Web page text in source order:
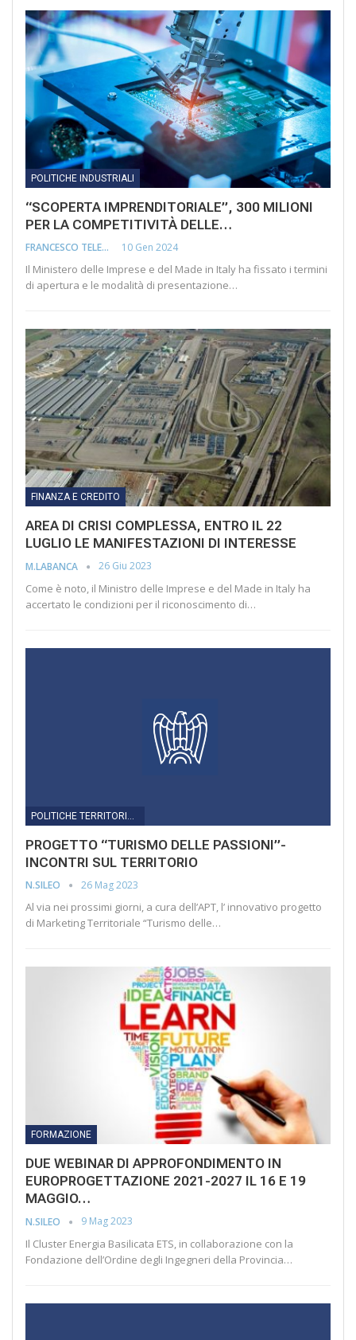
POLITICHE INDUSTRIALI
“SCOPERTA IMPRENDITORIALE”, 300 MILIONI
PER LA COMPETITIVITÀ DELLE…
FRANCESCO TELESCA 10 Gen 2024
Il Ministero delle Imprese e del Made in Italy ha fissato i termini
di apertura e le modalità di presentazione…
FINANZA E CREDITO
AREA DI CRISI COMPLESSA, ENTRO IL 22
LUGLIO LE MANIFESTAZIONI DI INTERESSE
M.LABANCA 26 Giu 2023
Come è noto, il Ministro delle Imprese e del Made in Italy ha
accertato le condizioni per il riconoscimento di…
PROGETTO “TURISMO DELLE PASSIONI”-
INCONTRI SUL TERRITORIO
N.SILEO 26 Mag 2023
Al via nei prossimi giorni, a cura dell’APT, l’ innovativo progetto
di Marketing Territoriale “Turismo delle…
FORMAZIONE
DUE WEBINAR DI APPROFONDIMENTO IN
EUROPROGETTAZIONE 2021-2027 IL 16 E 19
MAGGIO…
N.SILEO 9 Mag 2023
Il Cluster Energia Basilicata ETS, in collaborazione con la
Fondazione dell’Ordine degli Ingegneri della Provincia…